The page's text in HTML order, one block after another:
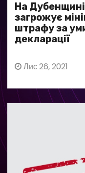
На
загрожує
штрафу за
декларації
Лис 26, 2021